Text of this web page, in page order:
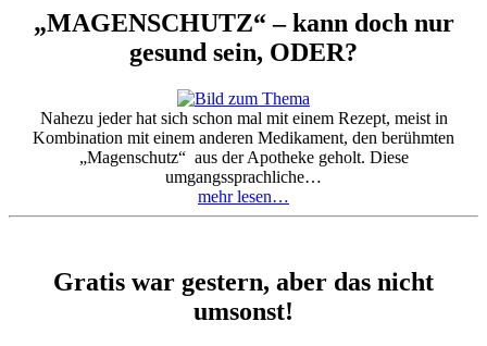
„MAGENSCHUTZ“ – kann doch nur
gesund sein, ODER?
Nahezu jeder hat sich schon mal mit einem Rezept, meist in
Kombination mit einem anderen Medikament, den berühmten
„Magenschutz“ aus der Apotheke geholt. Diese
umgangssprachliche…
mehr lesen…
Gratis war gestern, aber das nicht
umsonst!